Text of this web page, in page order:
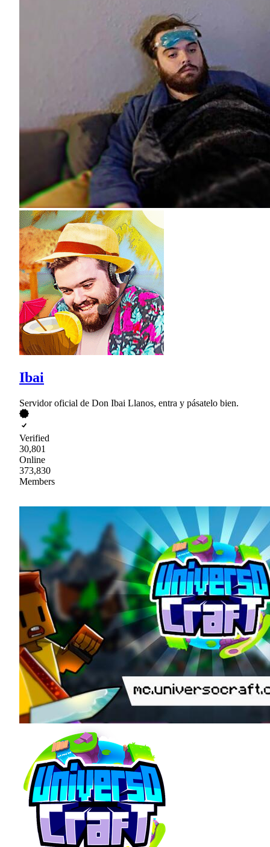
Ibai
Servidor oficial de Don Ibai Llanos, entra y pásatelo bien.
Verified
30,801
Online
373,830
Members